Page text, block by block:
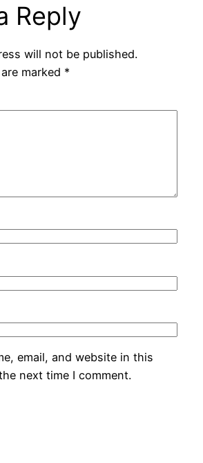
Reply
will not be published.
marked *
email, and website in this
next time I comment.